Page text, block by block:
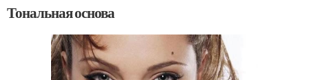
Тональная основа